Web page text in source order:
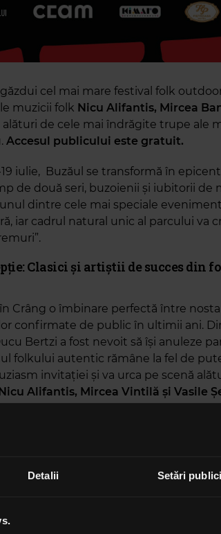
Detalii Setări
cel mai mare festival folk
muzicii folk Nicu Alifantis, Mircea
alături de cele mai îndrăgite trupe ale
Accesul publicului este gratuit.
iulie, Buzăul se transformă în
de două seri, buzoienii și iubitorii de
dintre cele mai speciale
iar cadrul natural unic al parcului va
Clasici și artiștii de succes din
Crâng o îmbinare perfectă între
confirmate de public în ultimii ani.
Bertzi a fost nevoit să își anuleze
folkului autentic rămâne la fel de
invitației și va urca pe scenă
Alifantis, Mircea Vintilă și Vasile
va fi prezentat de cunoscutul
11 ani la radio și 5 ani de